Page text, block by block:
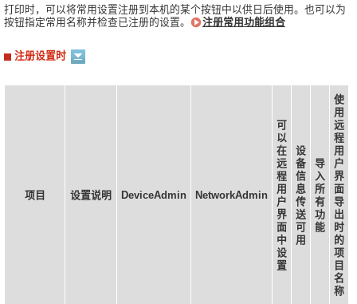
打印时，可以将常用设置注册到本机的某个按钮中以供日后使用。也可以为
按钮指定常用名称并检查已注册的设置。
注册常用功能组合
注册设置时
项目 设置说明 DeviceAdmin NetworkAdmin
可
以
在
远
程
用
户
界
面
中
设
置
设
备
信
息
传
送
可
用
导
入
所
有
功
能
使
用
远
程
用
户
界
面
导
出
时
的
项
目
名
称